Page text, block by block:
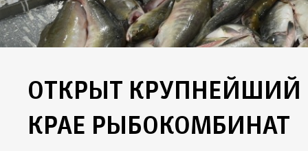
ОТКРЫТ КРУПНЕЙШИЙ
КРАЕ РЫБОКОМБИНАТ